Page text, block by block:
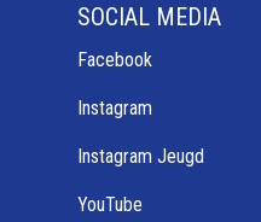
SOCIAL MEDIA
Facebook
Instagram
Instagram Jeugd
YouTube